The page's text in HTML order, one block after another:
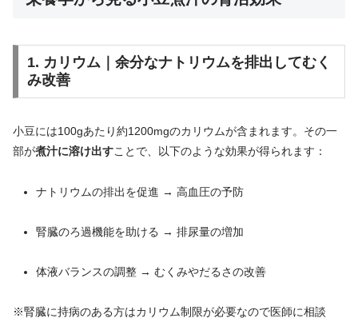
1. カリウム｜余分なナトリウムを排出してむく
み改善
小豆には100gあたり約1200mgのカリウムが含まれます。その一
部が煮汁に溶け出すことで、以下のような効果が得られます：
ナトリウムの排出を促進 → 高血圧の予防
腎臓のろ過機能を助ける → 排尿量の増加
体液バランスの調整 → むくみやだるさの改善
※腎臓に持病のある方はカリウム制限が必要なので医師に相談